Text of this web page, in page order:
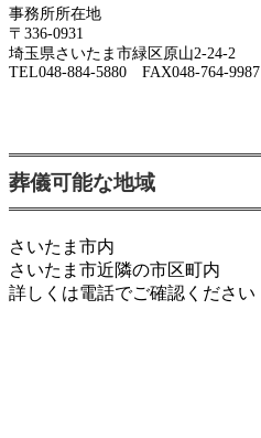
事務所所在地
〒336-0931
埼玉県さいたま市緑区原山2-24-2
TEL048-884-5880 FAX048-764-9987
葬儀可能な地域
さいたま市内
さいたま市近隣の市区町内
詳しくは電話でご確認ください